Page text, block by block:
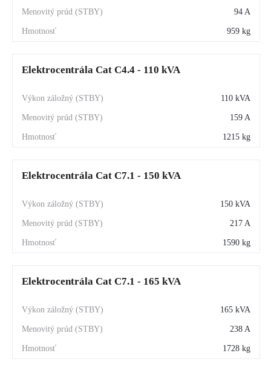
94 A
959 kg
Elektrocentrála Cat C4.4 - 110 kVA
110 kVA
159 A
1215 kg
Elektrocentrála Cat C7.1 - 150 kVA
150 kVA
217 A
1590 kg
Elektrocentrála Cat C7.1 - 165 kVA
165 kVA
238 A
1728 kg